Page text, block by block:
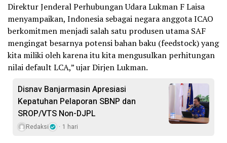
Direktur Jenderal Perhubungan Udara Lukman F Laisa
menyampaikan, Indonesia sebagai negara anggota ICAO
berkomitmen menjadi salah satu produsen utama SAF
mengingat besarnya potensi bahan baku (feedstock) yang
kita miliki oleh karena itu kita mengusulkan perhitungan
nilai default LCA,” ujar Dirjen Lukman.
Disnav Banjarmasin Apresiasi
Kepatuhan Pelaporan SBNP dan
SROP/VTS Non-DJPL
Redaksi 1 hari